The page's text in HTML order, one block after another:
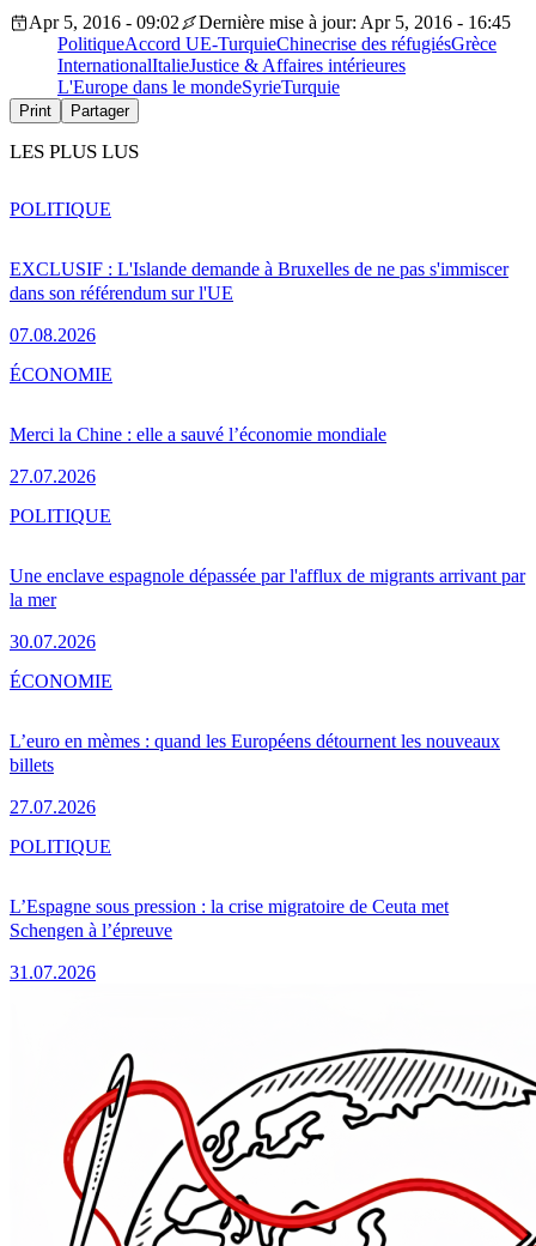
Apr 5, 2016 - 09:02
Dernière mise à jour: Apr 5, 2016 - 16:45
PolitiqueAccord UE-TurquieChinecrise des réfugiésGrèce
InternationalItalieJustice & Affaires intérieures
L'Europe dans le mondeSyrieTurquie
Print Partager
LES PLUS LUS
EXCLUSIF : L'Islande demande à Bruxelles de ne pas s'immiscer
dans son référendum sur l'UE
07.08.2026
POLITIQUE
Merci la Chine : elle a sauvé l’économie mondiale
27.07.2026
ÉCONOMIE
Une enclave espagnole dépassée par l'afflux de migrants arrivant par
la mer
30.07.2026
POLITIQUE
L’euro en mèmes : quand les Européens détournent les nouveaux
billets
27.07.2026
ÉCONOMIE
L’Espagne sous pression : la crise migratoire de Ceuta met
Schengen à l’épreuve
31.07.2026
POLITIQUE